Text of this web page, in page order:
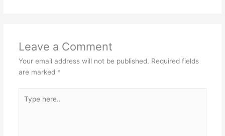
Leave a Comment
Your email address will not be published. Required fields
are marked *
here..